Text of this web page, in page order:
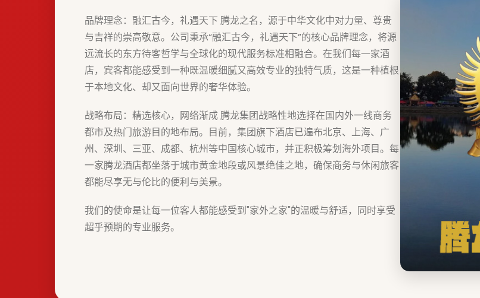
品牌理念：融汇古今，礼遇天下 腾龙之名，源于中华文化中对力量、尊贵
与吉祥的崇高敬意。公司秉承“融汇古今，礼遇天下”的核心品牌理念，将源
远流长的东方待客哲学与全球化的现代服务标准相融合。在我们每一家酒
店，宾客都能感受到一种既温暖细腻又高效专业的独特气质，这是一种植根
于本地文化、却又面向世界的奢华体验。
战略布局：精选核心，网络渐成 腾龙集团战略性地选择在国内外一线商务
都市及热门旅游目的地布局。目前，集团旗下酒店已遍布北京、上海、广
州、深圳、三亚、成都、杭州等中国核心城市，并正积极筹划海外项目。每
一家腾龙酒店都坐落于城市黄金地段或风景绝佳之地，确保商务与休闲旅客
都能尽享无与伦比的便利与美景。
我们的使命是让每一位客人都能感受到"家外之家"的温暖与舒适，同时享受
超乎预期的专业服务。